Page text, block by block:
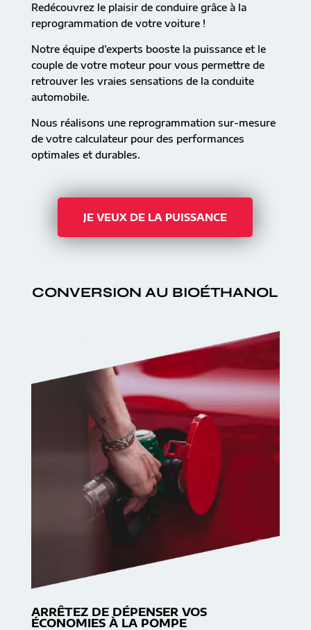
Redécouvrez le plaisir de conduire grâce à la
reprogrammation de votre voiture !
Notre équipe d’experts booste la puissance et le
couple de votre moteur pour vous permettre de
retrouver les vraies sensations de la conduite
automobile.
Nous réalisons une reprogrammation sur-mesure
de votre calculateur pour des performances
optimales et durables.
JE VEUX DE LA PUISSANCE
CONVERSION AU BIOÉTHANOL
ARRÊTEZ DE DÉPENSER VOS
ÉCONOMIES À LA POMPE